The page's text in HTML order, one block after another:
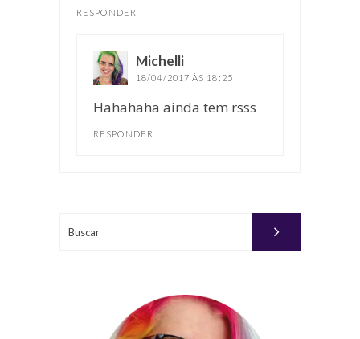
RESPONDER
Michelli
18/04/2017 ÀS 18:25
Hahahaha ainda tem rsss
RESPONDER